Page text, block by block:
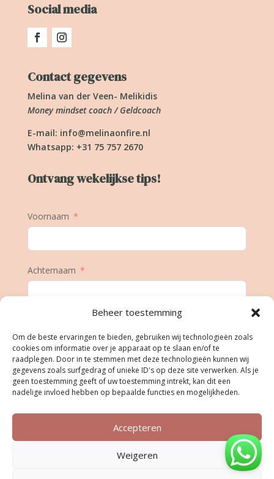
Beheer toestemming
Om de beste ervaringen te bieden, gebruiken wij technologieën zoals
cookies om informatie over je apparaat op te slaan en/of te
raadplegen. Door in te stemmen met deze technologieën kunnen wij
gegevens zoals surfgedrag of unieke ID's op deze site verwerken. Als je
geen toestemming geeft of uw toestemming intrekt, kan dit een
nadelige invloed hebben op bepaalde functies en mogelijkheden.
Accepteren
Weigeren
Social media
Contact gegevens
Melina van der Veen- Melikidis
Money mindset coach / Geldcoach
E-mail: info@melinaonfire.nl
Whatsapp: +31 75 757 2670
Ontvang wekelijkse tips!
Voornaam
Achternaam
Geboortedatum
Inschrijven